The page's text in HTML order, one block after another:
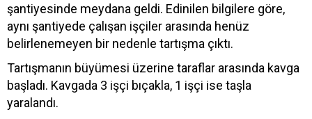
şantiyesinde meydana geldi. Edinilen bilgilere göre,
aynı şantiyede çalışan işçiler arasında henüz
belirlenemeyen bir nedenle tartışma çıktı.
Tartışmanın büyümesi üzerine taraflar arasında kavga
başladı. Kavgada 3 işçi bıçakla, 1 işçi ise taşla
yaralandı.